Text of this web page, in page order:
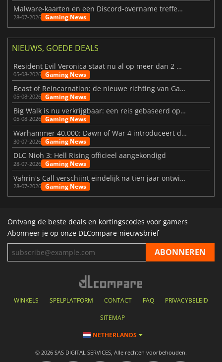
Malware-kaarten en een Discord-overname treffen Meccha Chameleon
28-07-2026 Gaming News
NIEUWS, GOEDE DEALS
Resident Evil Veronica staat nu al op meer dan 2 miljoen verlanglijstjes
05-08-2026 Gaming News
Beast of Reincarnation: de nieuwe richting van Game Freak
05-08-2026 Gaming News
Big Walk is nu verkrijgbaar: een reis gebaseerd op vriendschap
05-08-2026 Gaming News
Warhammer 40.000: Dawn of War 4 introduceert de Necron-factie
30-07-2026 Gaming News
DLC Nioh 3: Hell Rising officieel aangekondigd
28-07-2026 Gaming News
Vahrin's Call verschijnt eindelijk na tien jaar ontwikkeling
28-07-2026 Gaming News
Ontvang de beste deals en kortingscodes voor gamers
Abonneer je op onze DLCompare-nieuwsbrief
WINKELS SPELPLATFORM CONTACT FAQ PRIVACYBELEID
SITEMAP
NETHERLANDS
© 2026 SAS DIGITAL SERVICES, Alle rechten voorbehouden.